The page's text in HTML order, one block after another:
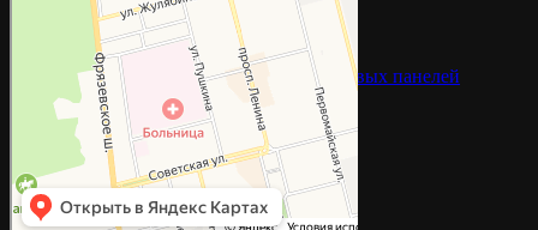
Негорючие
Потолочные панели ПВХ
Акустические стеновые панели
Профиль монтажный для стеновых панелей
Каталог HPL покрытий
Каталог ПВХ покрытий
Каталог акриловых покрытий
Готовые решения